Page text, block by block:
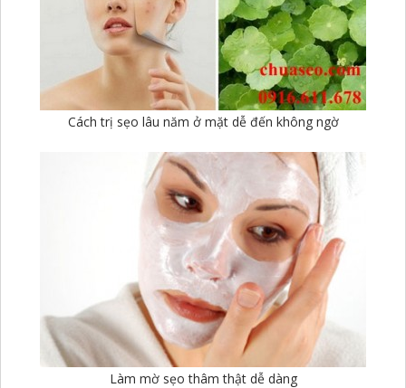
Cách trị sẹo lâu năm ở mặt dễ đến không ngờ
Làm mờ sẹo thâm thật dễ dàng